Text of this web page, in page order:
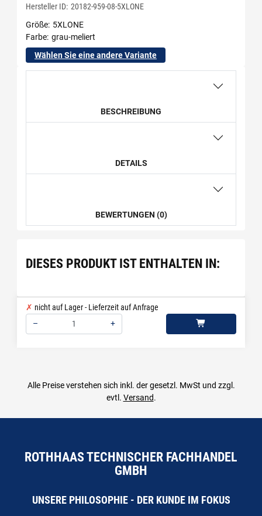
Hersteller ID: 20182-959-08-5XLONE
Größe 5XLONE
Farbe grau-meliert
Wählen Sie eine andere Variante
BESCHREIBUNG
DETAILS
BEWERTUNGEN (0)
DIESES PRODUKT IST ENTHALTEN IN:
nicht auf Lager - Lieferzeit auf Anfrage
–
+
Alle Preise verstehen sich inkl. der gesetzl. MwSt und zzgl.
evtl. Versand.
ROTHHAAS TECHNISCHER FACHHANDEL
GMBH
UNSERE PHILOSOPHIE - DER KUNDE IM FOKUS